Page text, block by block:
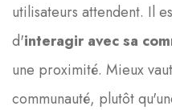
utilisateurs attendent. Il
d'interagir avec sa
une proximité. Mieux
communauté, plutôt